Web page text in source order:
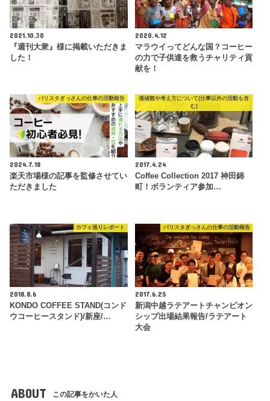
2021.10.30
『週刊大衆』様に掲載いただきま
した！
2020.4.12
マラウイってどんな国？コーヒー
の力で子供達を救うチャリティ貢
献を！
バリスタぎっさんの仕事の活動報告
2024.7.18
楽天市場様の記事を監修させてい
ただきました
価値観や考え方について(仕事以外の活動も含
む)
2017.4.24
Coffee Collection 2017 神田錦
町！ボランティア参加…
カフェ巡りレポート
2018.8.6
KONDO COFFEE STAND(コンド
ウコーヒースタンド)/新座/…
バリスタぎっさんの仕事の活動報告
2017.6.25
新潟中越ラテアートチャンピオン
シップ出場結果報告/ラテアート
大会
ABOUT この記事をかいた人